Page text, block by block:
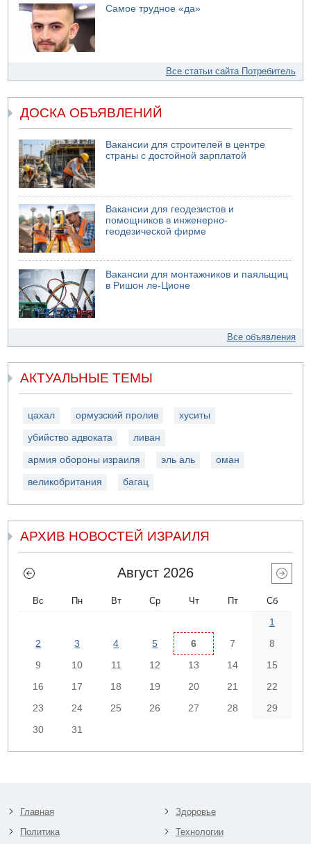
Самое трудное «да»
Все статьи сайта Потребитель
ДОСКА ОБЪЯВЛЕНИЙ
Вакансии для строителей в центре
страны с достойной зарплатой
Вакансии для геодезистов и
помощников в инженерно-
геодезической фирме
Вакансии для монтажников и паяльщиц
в Ришон ле-Ционе
Все объявления
АКТУАЛЬНЫЕ ТЕМЫ
цахал ормузский пролив хуситы
убийство адвоката ливан
армия обороны израиля эль аль оман
великобритания багац
АРХИВ НОВОСТЕЙ ИЗРАИЛЯ
Август 2026
Вс Пн Вт Ср Чт Пт Сб
1
2
3 4 5 6 7
8
9
10 11 12 13 14
15
16
17 18 19 20 21
22
23
24 25 26 27 28
29
30
31
Главная
Политика
Здоровье
Технологии